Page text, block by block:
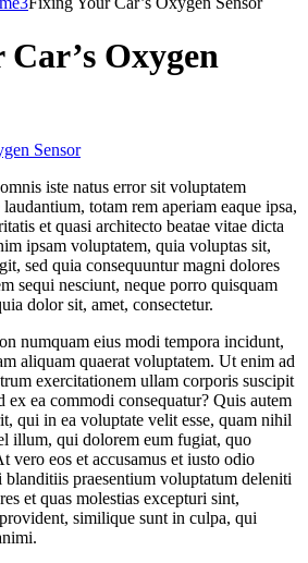
Oxygen
iste natus error sit voluptatem
totam rem aperiam eaque ipsa,
et quasi architecto beatae vitae dicta
ipsam voluptatem, quia voluptas sit,
sed quia consequuntur magni dolores
sequi nesciunt, neque porro quisquam
dolor sit, amet, consectetur.
numquam eius modi tempora incidunt,
aliquam quaerat voluptatem. Ut enim ad
exercitationem ullam corporis suscipit
ea commodi consequatur? Quis autem
qui in ea voluptate velit esse, quam nihil
illum, qui dolorem eum fugiat, quo
vero eos et accusamus et iusto odio
praesentium voluptatum deleniti
et quas molestias excepturi sint,
similique sunt in culpa, qui